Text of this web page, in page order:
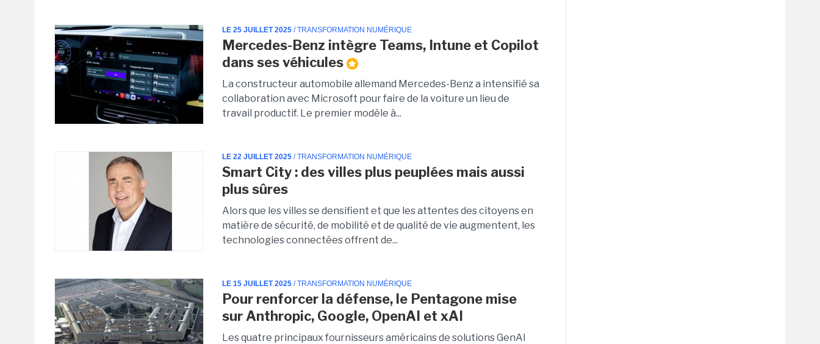
LE 25 JUILLET 2025 / TRANSFORMATION NUMÉRIQUE
Mercedes-Benz intègre Teams, Intune et Copilot
dans ses véhicules
La constructeur automobile allemand Mercedes-Benz a intensifié sa
collaboration avec Microsoft pour faire de la voiture un lieu de
travail productif. Le premier modèle à...
LE 22 JUILLET 2025 / TRANSFORMATION NUMÉRIQUE
Smart City : des villes plus peuplées mais aussi
plus sûres
Alors que les villes se densifient et que les attentes des citoyens en
matière de sécurité, de mobilité et de qualité de vie augmentent, les
technologies connectées offrent de...
LE 15 JUILLET 2025 / TRANSFORMATION NUMÉRIQUE
Pour renforcer la défense, le Pentagone mise
sur Anthropic, Google, OpenAI et xAI
Les quatre principaux fournisseurs américains de solutions GenAI